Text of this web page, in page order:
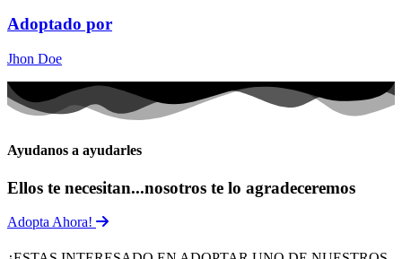
Adoptado por
Jhon Doe
Ayudanos a ayudarles
Ellos te necesitan...nosotros te lo agradeceremos
Adopta Ahora!